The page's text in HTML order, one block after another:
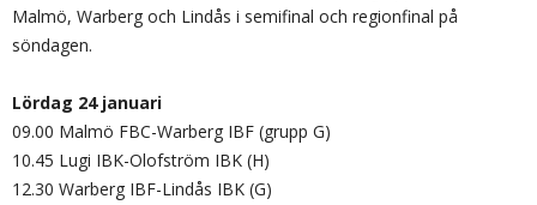
Malmö, Warberg och Lindås i semifinal och regionfinal på
söndagen.
Lördag 24 januari
09.00 Malmö FBC-Warberg IBF (grupp G)
10.45 Lugi IBK-Olofström IBK (H)
12.30 Warberg IBF-Lindås IBK (G)